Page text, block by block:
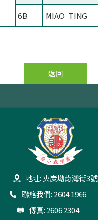
6B MIAO TING
返回
地址: 火炭坳背灣街3號
聯絡我們: 2604 1966
傳真: 2606 2304